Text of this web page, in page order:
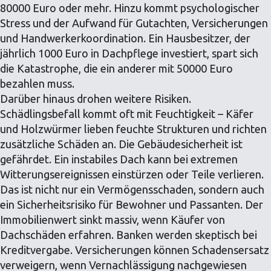
80000 Euro oder mehr. Hinzu kommt psychologischer
Stress und der Aufwand für Gutachten, Versicherungen
und Handwerkerkoordination. Ein Hausbesitzer, der
jährlich 1000 Euro in Dachpflege investiert, spart sich
die Katastrophe, die ein anderer mit 50000 Euro
bezahlen muss.
Darüber hinaus drohen weitere Risiken.
Schädlingsbefall kommt oft mit Feuchtigkeit – Käfer
und Holzwürmer lieben feuchte Strukturen und richten
zusätzliche Schäden an. Die Gebäudesicherheit ist
gefährdet. Ein instabiles Dach kann bei extremen
Witterungsereignissen einstürzen oder Teile verlieren.
Das ist nicht nur ein Vermögensschaden, sondern auch
ein Sicherheitsrisiko für Bewohner und Passanten. Der
Immobilienwert sinkt massiv, wenn Käufer von
Dachschäden erfahren. Banken werden skeptisch bei
Kreditvergabe. Versicherungen können Schadensersatz
verweigern, wenn Vernachlässigung nachgewiesen